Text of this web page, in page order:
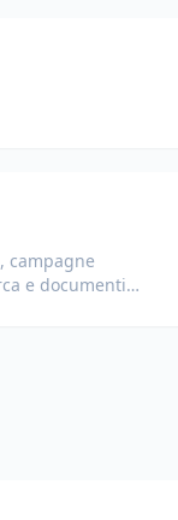
campagne
e documenti